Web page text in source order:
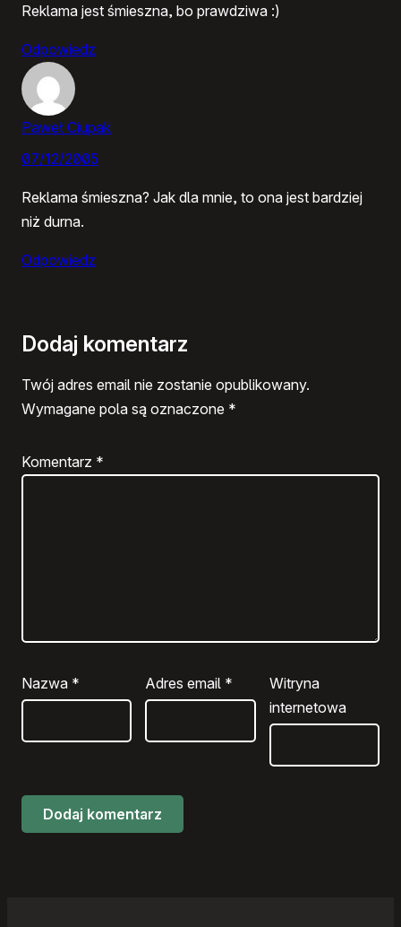
Reklama jest śmieszna, bo prawdziwa :)
Odpowiedz
Paweł Ciupak
07/12/2005
Reklama śmieszna? Jak dla mnie, to ona jest bardziej
niż durna.
Odpowiedz
Dodaj komentarz
Twój adres email nie zostanie opublikowany.
Wymagane pola są oznaczone *
Komentarz *
Nazwa * Adres email *
Witryna
internetowa